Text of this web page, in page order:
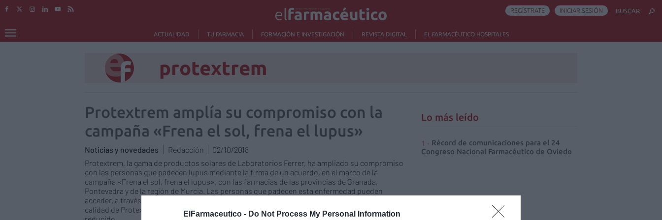
ElFarmaceutico - Do Not Process My Personal Information
ACTUALIDAD TU FARMACIA FORMACIÓN E INVESTIGACIÓN REVISTA DIGITAL EL FARMACÉUTICO HOSPITALES
REGÍSTRATE INICIAR SESIÓN BUSCAR
protextrem
Protextrem amplía su compromiso con la
campaña «Frena el sol, frena el lupus»
Noticias y novedades Redacción
02/10/2018
Protextrem, la gama de productos solares de Laboratorios Ferrer, ha ampliado su compromiso
con las personas que padecen lupus mediante la firma de un acuerdo, en el marco de la
campaña «Frena el sol, frena el lupus», con las farmacias de las provincias de Granada,
Pontevedra y de la región de Murcia. Las personas que padecen esta enfermedad pueden
acceder, a través de las farmacias adscritas a este proyecto, a los fotoprotectores de alta
calidad de Protextrem con un factor de protección solar (FPS) muy alto (+50), a un precio muy
Lo más leído
Récord de comunicaciones para el 24
Congreso Nacional Farmacéutico de Oviedo